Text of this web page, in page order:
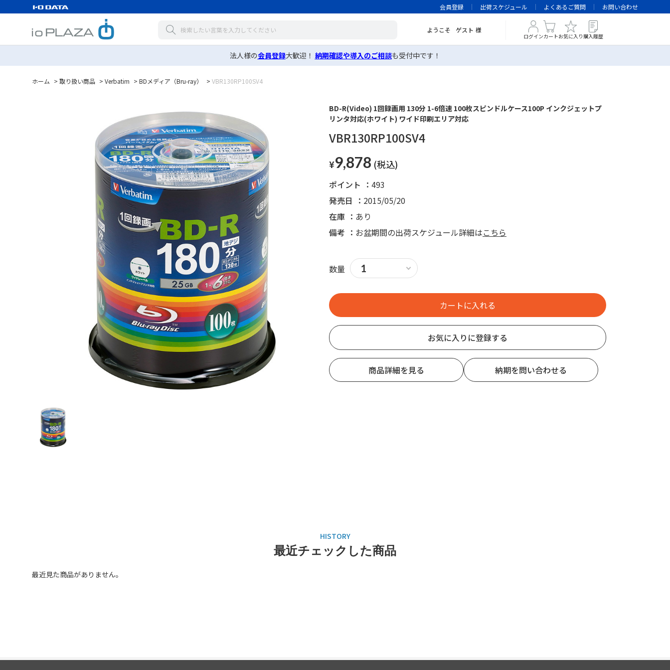
会員登録 出荷スケジュール よくあるご質問 お問い合わせ
ようこそ ゲスト 様
ログインカートお気に入り 購入履歴
法人様の会員登録大歓迎！ 納期確認や導入のご相談も受付中です！
ホーム > 取り扱い商品 > Verbatim > BDメディア（Bru-ray） > VBR130RP100SV4
BD-R(Video) 1回録画用 130分 1-6倍速 100枚スピンドルケース100P インクジェットプ
リンタ対応(ホワイト) ワイド印刷エリア対応
VBR130RP100SV4
¥9,878
発売日 2015/05/20
ポイント 493
在庫
あり
備考
お盆期間の出荷スケジュール詳細はこちら
数量
お気に入りに登録する
商品詳細を見る 納期を問い合わせる
最近チェックした商品
最近見た商品がありません。